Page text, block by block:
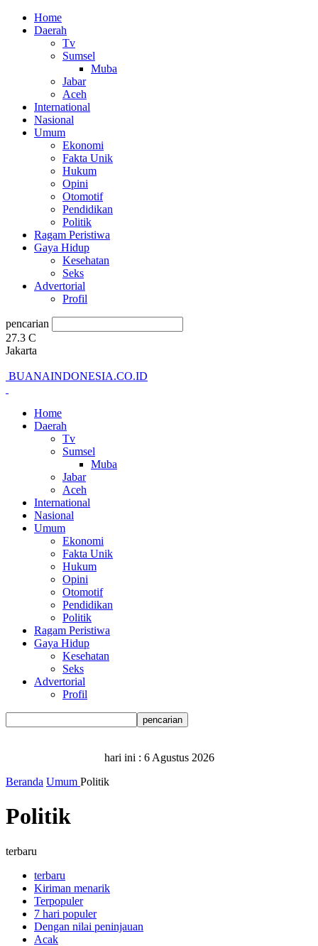
Home
Daerah
Tv
Sumsel
Muba
Jabar
Aceh
International
Nasional
Umum
Ekonomi
Fakta Unik
Hukum
Opini
Otomotif
Pendidikan
Politik
Ragam Peristiwa
Gaya Hidup
Kesehatan
Seks
Advertorial
Profil
pencarian
27.3 C
Jakarta
BUANAINDONESIA.CO.ID
Home
Daerah
Tv
Sumsel
Muba
Jabar
Aceh
International
Nasional
Umum
Ekonomi
Fakta Unik
Hukum
Opini
Otomotif
Pendidikan
Politik
Ragam Peristiwa
Gaya Hidup
Kesehatan
Seks
Advertorial
Profil
hari ini : 6 Agustus 2026
Beranda Umum Politik
Politik
terbaru
terbaru
Kiriman menarik
Terpopuler
7 hari populer
Dengan nilai peninjauan
Acak